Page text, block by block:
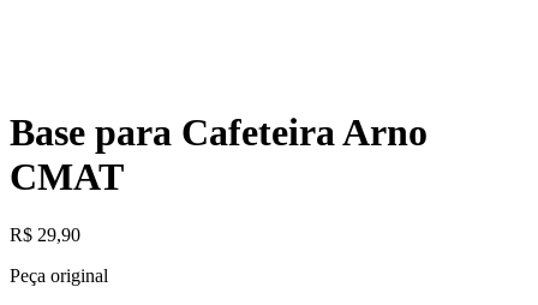
Base para Cafeteira Arno
CMAT
R$ 29,90
Peça original